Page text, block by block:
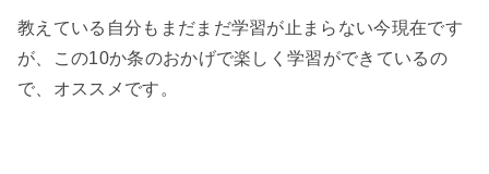
教えている自分もまだまだ学習が止まらない今現在です
が、この10か条のおかげで楽しく学習ができているの